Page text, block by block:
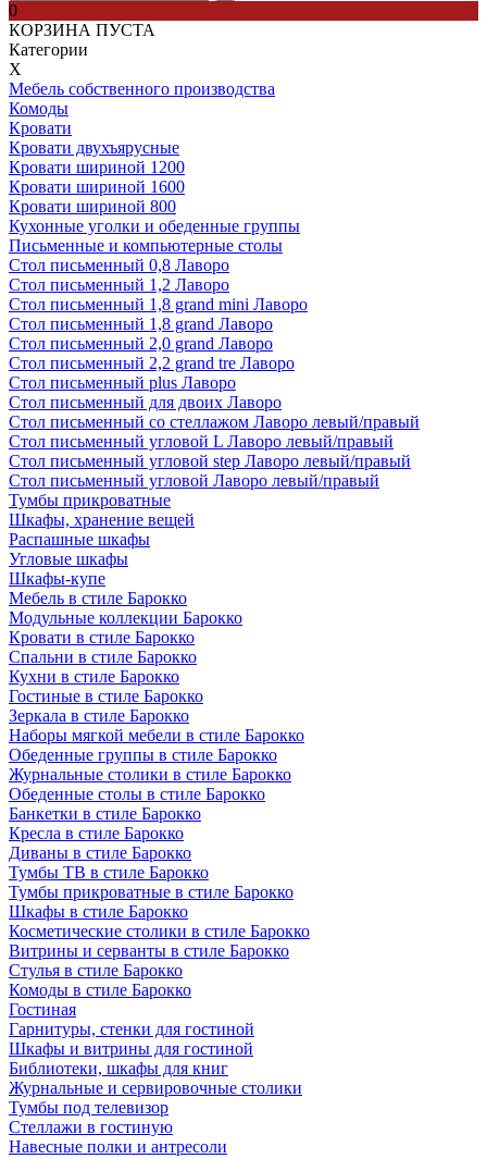
0
КОРЗИНА ПУСТА
Категории
Х
Мебель собственного производства
Комоды
Кровати
Кровати двухъярусные
Кровати шириной 1200
Кровати шириной 1600
Кровати шириной 800
Кухонные уголки и обеденные группы
Письменные и компьютерные столы
Стол письменный 0,8 Лаворо
Стол письменный 1,2 Лаворо
Стол письменный 1,8 grand mini Лаворо
Стол письменный 1,8 grand Лаворо
Стол письменный 2,0 grand Лаворо
Стол письменный 2,2 grand tre Лаворо
Стол письменный plus Лаворо
Стол письменный для двоих Лаворо
Стол письменный со стеллажом Лаворо левый/правый
Стол письменный угловой L Лаворо левый/правый
Стол письменный угловой step Лаворо левый/правый
Стол письменный угловой Лаворо левый/правый
Тумбы прикроватные
Шкафы, хранение вещей
Распашные шкафы
Угловые шкафы
Шкафы-купе
Мебель в стиле Барокко
Модульные коллекции Барокко
Кровати в стиле Барокко
Спальни в стиле Барокко
Кухни в стиле Барокко
Гостиные в стиле Барокко
Зеркала в стиле Барокко
Наборы мягкой мебели в стиле Барокко
Обеденные группы в стиле Барокко
Журнальные столики в стиле Барокко
Обеденные столы в стиле Барокко
Банкетки в стиле Барокко
Кресла в стиле Барокко
Диваны в стиле Барокко
Тумбы ТВ в стиле Барокко
Тумбы прикроватные в стиле Барокко
Шкафы в стиле Барокко
Косметические столики в стиле Барокко
Витрины и серванты в стиле Барокко
Стулья в стиле Барокко
Комоды в стиле Барокко
Гостиная
Гарнитуры, стенки для гостиной
Шкафы и витрины для гостиной
Библиотеки, шкафы для книг
Журнальные и сервировочные столики
Тумбы под телевизор
Стеллажи в гостиную
Навесные полки и антресоли